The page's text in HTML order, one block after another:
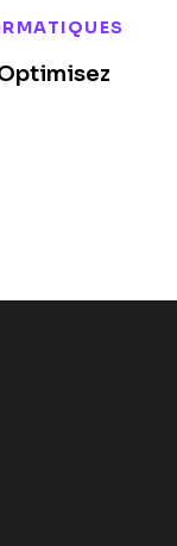
Facebook
on
onus on